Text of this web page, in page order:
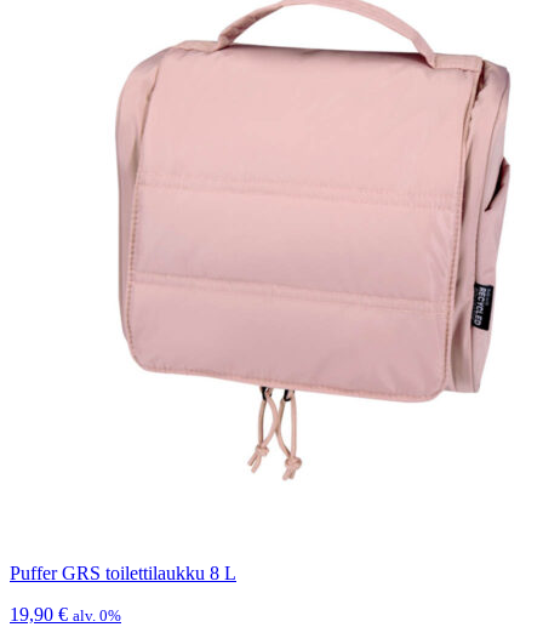
Puffer GRS toilettilaukku 8 L
19,90 € alv. 0%